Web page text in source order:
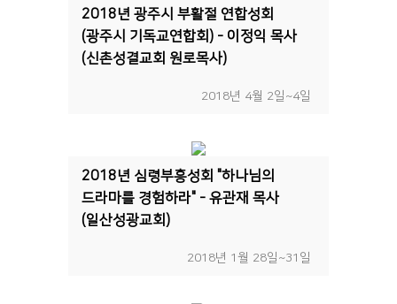
2018년 광주시 부활절 연합성회
(광주시 기독교연합회) - 이정익 목사
(신촌성결교회 원로목사)
2018년 4월 2일~4일
2018년 심령부흥성회 "하나님의
드라마를 경험하라" - 유관재 목사
(일산성광교회)
2018년 1월 28일~31일